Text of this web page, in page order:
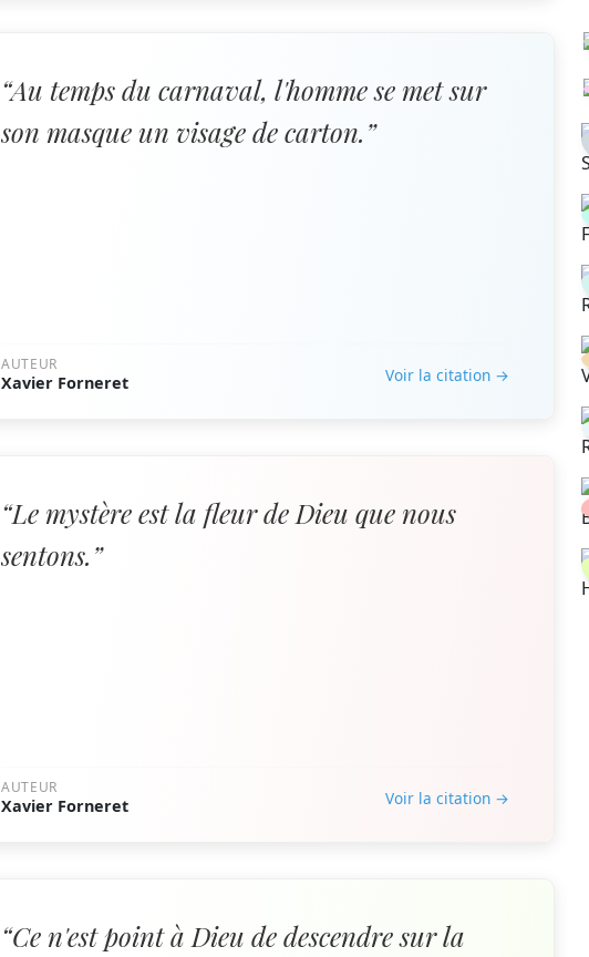
“Au temps du carnaval, l'homme se met sur
son masque un visage de carton.”
AUTEUR
Xavier Forneret Voir la citation →
“Le mystère est la fleur de Dieu que nous
sentons.”
AUTEUR
Xavier Forneret Voir la citation →
“Ce n'est point à Dieu de descendre sur la